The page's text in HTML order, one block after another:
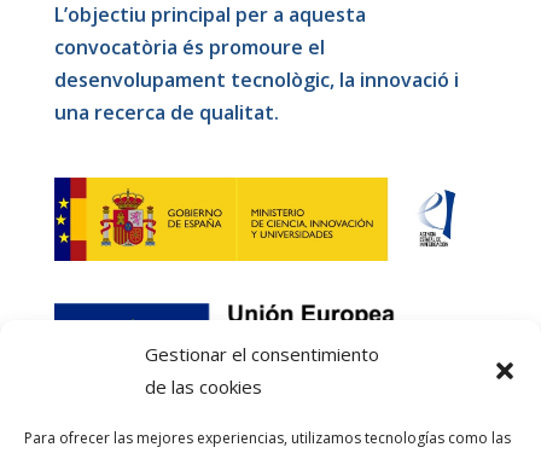
Gestionar el consentimiento
de las cookies
Para ofrecer las mejores experiencias, utilizamos tecnologías como las
L’objectiu principal per a aquesta
convocatòria és promoure el
desenvolupament tecnològic, la innovació i
una recerca de qualitat.